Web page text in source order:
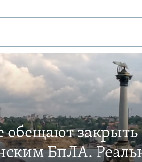
обещают закрыть
БпЛА.